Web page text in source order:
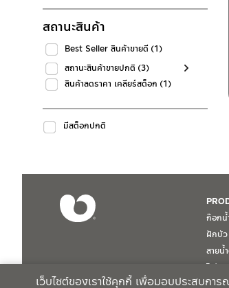
สถานะสินค้า
Best Seller สินค้าขายดี (1)
สถานะสินค้าขายปกติ (3)
สินค้าลดราคา เคลียร์สต็อก (1)
มีสต็อกปกติ
ก๊อกน้
ฝักบัว
สายน้
โถปัส
สินค้
เว็บไซต์ของเราใช้คุกกี้ เพื่อมอบประสบกา